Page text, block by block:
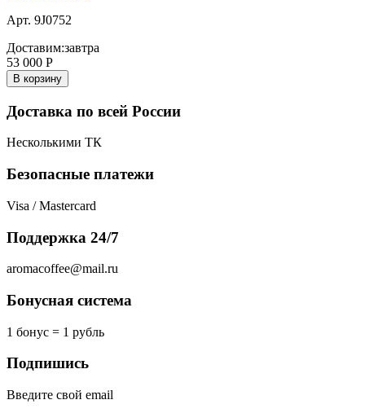
Арт. 9J0752
Доставим:завтра
53 000 Р
В корзину
Доставка по всей России
Несколькими ТК
Безопасные платежи
Visa / Mastercard
Поддержка 24/7
aromacoffee@mail.ru
Бонусная система
1 бонус = 1 рубль
Подпишись
Введите свой email